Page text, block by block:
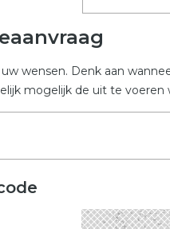
uw wensen. Denk aan
mogelijk de uit te voeren